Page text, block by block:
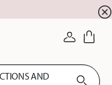
LOGIN
AND